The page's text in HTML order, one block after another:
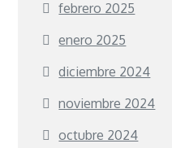
febrero 2025
enero 2025
diciembre 2024
noviembre 2024
octubre 2024